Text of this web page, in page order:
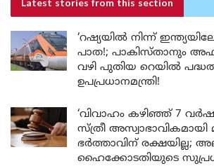
Latest stories from this section
‘റഷ്യയിൽ നിന്ന്
പാത!; പാകിസ്താനും
വഴി പുതിയ റെയിൽ
ഉപപ്രധാനമന്ത്രി!
‘വിവാഹം കഴിഞ്ഞ് 7
സ്ത്രീ അസ്വാഭാവികമായി
ഭർത്താവിന് രക്ഷയില്ല;
ഹൈക്കോടതിയുടെ